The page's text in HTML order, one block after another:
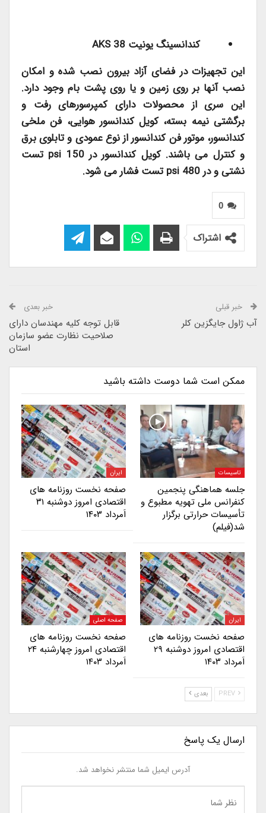
کندانسینگ یونیت 38 AKS
این تجهیزات در فضای آزاد بیرون نصب شده و امکان
نصب آنها بر روی زمین و یا روی پشت بام وجود دارد.
این سری از محصولات دارای کمپرسورهای رفت و
برگشتی نیمه بسته، کویل کندانسور هوایی، فن ملخی
کندانسور، موتور فن کندانسور از نوع عمودی و تابلوی برق
و کنترل می باشند. کویل کندانسور در150 psi
تست
نشتی و در480 psi تست فشار می شود.
0
اشتراک
خبر قبلی
آب ژاول جایگزین کلر
خبر بعدی
قابل توجه کلیه مهندسان دارای
صلاحیت نظارت عضو سازمان
استان
ممکن است شما دوست داشته باشید
تاسیسات
جلسه هماهنگی پنجمین
کنفرانس ملی تهویه مطبوع و
تأسیسات حرارتی برگزار
شد(فیلم)
ایران
صفحه نخست روزنامه های
اقتصادی امروز دوشنبه ۳۱
اَمرداد ۱۴۰۳
ایران
صفحه نخست روزنامه های
اقتصادی امروز دوشنبه ۲۹
اَمرداد ۱۴۰۳
صفحه اصلی
صفحه نخست روزنامه های
اقتصادی امروز چهارشنبه ۲۴
اَمرداد ۱۴۰۳
بعدی
ارسال یک پاسخ
آدرس ایمیل شما منتشر نخواهد شد.